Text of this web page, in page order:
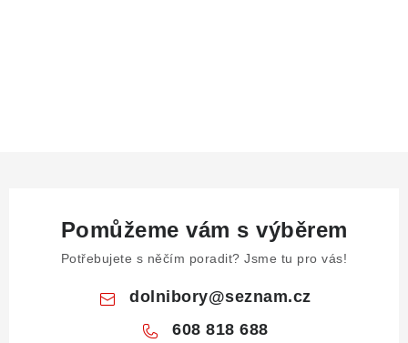
Pomůžeme vám s výběrem
Potřebujete s něčím poradit? Jsme tu pro vás!
dolnibory@seznam.cz
608 818 688